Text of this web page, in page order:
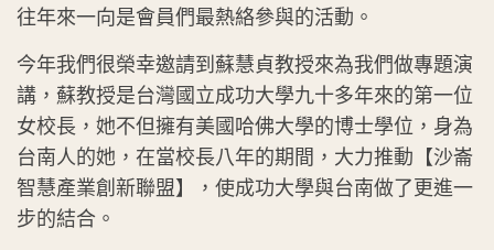
往年來一向是會員們最熱絡參與的活動。
今年我們很榮幸邀請到蘇慧貞教授來為我們做專題演
講，蘇教授是台灣國立成功大學九十多年來的第一位
女校長，她不但擁有美國哈佛大學的博士學位，身為
台南人的她，在當校長八年的期間，大力推動【沙崙
智慧產業創新聯盟】，使成功大學與台南做了更進一
步的結合。